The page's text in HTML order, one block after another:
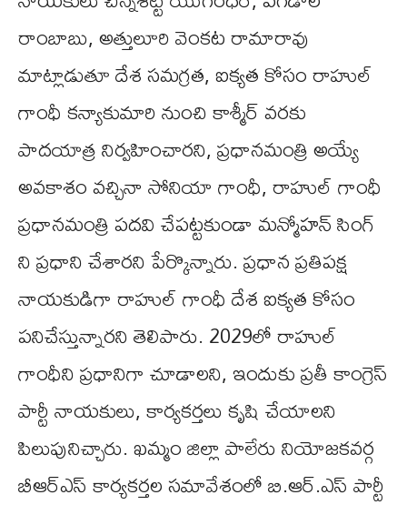
రాంబాబు, అత్తులూరి వెంకట రామారావు
మాట్లాడుతూ దేశ సమగ్రత, ఐక్యత కోసం రాహుల్
గాంధీ కన్యాకుమారి నుంచి కాశ్మీర్ వరకు
పాదయాత్ర నిర్వహించారని, ప్రధానమంత్రి అయ్యే
అవకాశం వచ్చినా సోనియా గాంధీ, రాహుల్ గాంధీ
ప్రధానమంత్రి పదవి చేపట్టకుండా మన్మోహన్ సింగ్‌
ని ప్రధాని చేశారని పేర్కొన్నారు. ప్రధాన ప్రతిపక్ష
నాయకుడిగా రాహుల్ గాంధీ దేశ ఐక్యత కోసం
పనిచేస్తున్నారని తెలిపారు. 2029లో రాహుల్
గాంధీని ప్రధానిగా చూడాలని, ఇందుకు ప్రతీ కాంగ్రెస్
పార్టీ నాయకులు, కార్యకర్తలు కృషి చేయాలని
పిలుపునిచ్చారు. ఖమ్మం జిల్లా పాలేరు నియోజకవర్గ
బీఆర్ఎస్ కార్యకర్తల సమావేశంలో బి.ఆర్.ఎస్ పార్టీ